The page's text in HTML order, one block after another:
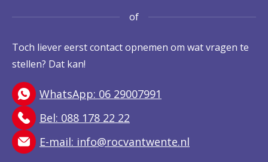
of
Toch liever eerst contact opnemen om wat vragen te
stellen? Dat kan!
WhatsApp: 06 29007991
Bel: 088 178 22 22
E-mail: info@rocvantwente.nl